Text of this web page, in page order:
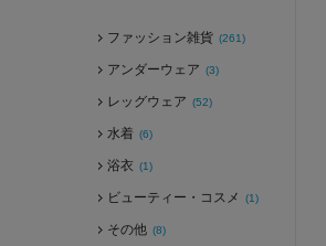
ファッション雑貨 (261)
アンダーウェア (3)
レッグウェア (52)
水着 (6)
浴衣 (1)
ビューティー・コスメ (1)
その他 (8)